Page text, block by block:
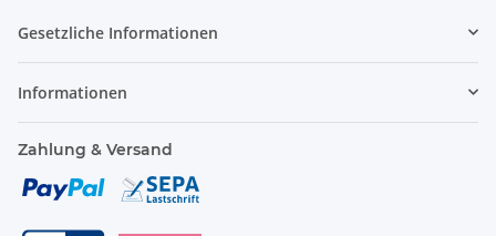
Gesetzliche Informationen
Informationen
Zahlung & Versand